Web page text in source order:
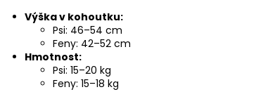
Výška v kohoutku:
Psi: 46–54 cm
Feny: 42–52 cm
Hmotnost:
Psi: 15–20 kg
Feny: 15–18 kg